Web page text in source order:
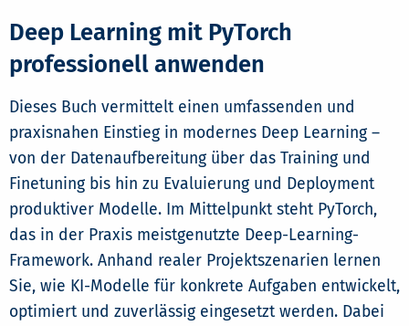
Deep Learning mit PyTorch
professionell anwenden
Dieses Buch vermittelt einen umfassenden und
praxisnahen Einstieg in modernes Deep Learning –
von der Datenaufbereitung über das Training und
Finetuning bis hin zu Evaluierung und Deployment
produktiver Modelle. Im Mittelpunkt steht PyTorch,
das in der Praxis meistgenutzte Deep-Learning-
Framework. Anhand realer Projektszenarien lernen
Sie, wie KI-Modelle für konkrete Aufgaben entwickelt,
optimiert und zuverlässig eingesetzt werden. Dabei